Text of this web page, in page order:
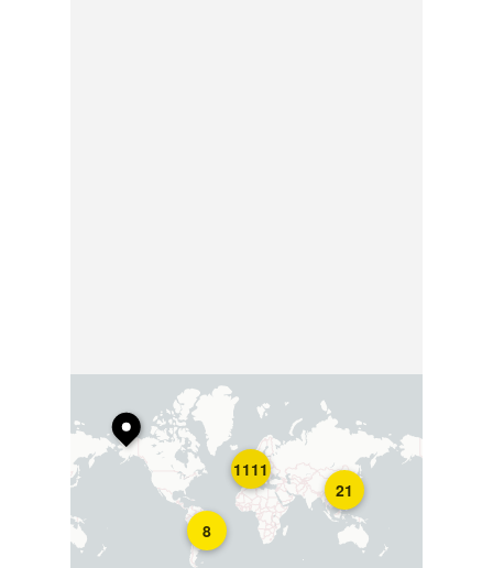
8
21
1111